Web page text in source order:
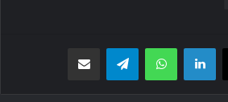
X لینکدین واتس اپ تلگرام